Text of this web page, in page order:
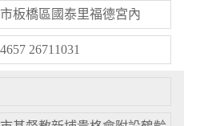
板橋區國泰里福德宮內
26711031